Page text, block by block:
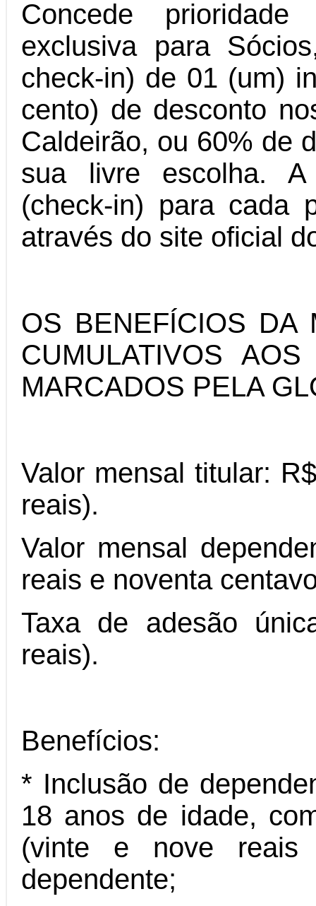
Concede
exclusiva para
check-in) de 01 (um)
cento) de desconto
Caldeirão, ou 60% de
sua livre escolha. A
(check-in) para cada
através do site oficial
OS BENEFÍCIOS DA
CUMULATIVOS
MARCADOS PELA
Valor mensal titular:
reais).
Valor mensal
reais e noventa
Taxa de adesão
reais).
Benefícios:
* Inclusão de
18 anos de idade,
(vinte e nove reais
dependente;